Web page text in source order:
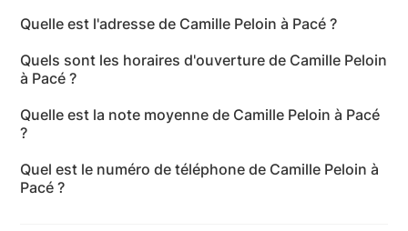
Quelle est l'adresse de Camille Peloin à Pacé ?
35740 Pacé - Ille-et-Vilaine
Quels sont les horaires d'ouverture de Camille Peloin
à Pacé ?
sont les suivants : lundi: 14:00-20:00 - mardi: 14:00-
20:00 - mercredi: Fermé - jeudi: Fermé - vendredi:
14:00-20:00 - samedi: 09:00-16:00 - dimanche:
Fermé
Quelle est la note moyenne de Camille Peloin à Pacé
?
moyenne de 4,6 sur 5.
Quel est le numéro de téléphone de Camille Peloin à
Pacé ?